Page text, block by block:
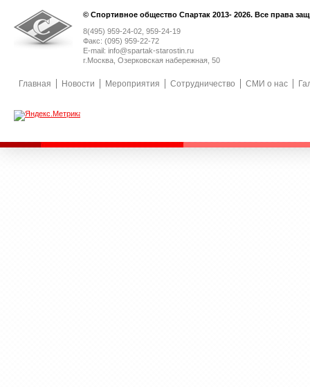
© Спортивное общество Спартак 2013- 2026. Все права
8(495) 959-24-02, 959-24-19
Факс: (095) 959-22-72
E-mail: info@spartak-starostin.ru
г.Москва, Озерковская набережная, 50
Главная Новости Мероприятия Сотрудничество СМИ о нас